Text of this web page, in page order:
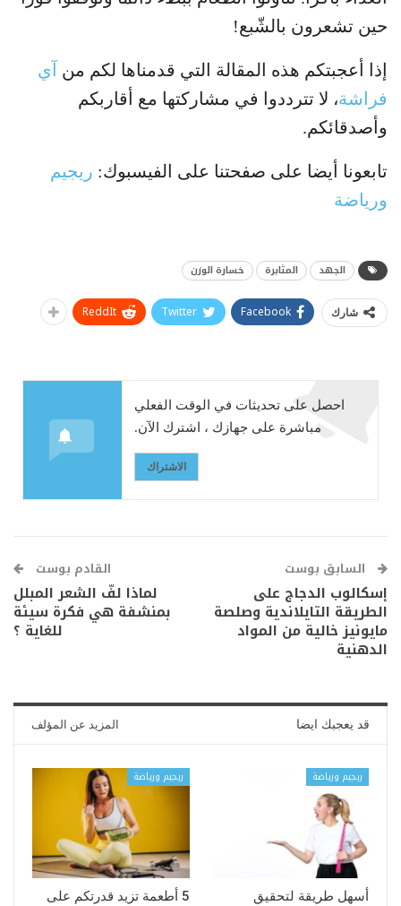
حين تشعرون بالشّبع!
إذا أعجبتكم هذه المقالة التي قدمناها لكم من آي
فراشة، لا تترددوا في مشاركتها مع أقاربكم
وأصدقائكم.
تابعونا أيضا على صفحتنا على الفيسبوك: ريجيم
ورياضة
الجهد المثابرة خسارة الوزن
شارك Facebook
Twitter
ReddIt
احصل على تحديثات في الوقت الفعلي
مباشرة على جهازك ، اشترك الآن.
الاشتراك
السابق بوست
إسكالوب الدجاج على
الطريقة التايلاندية وصلصة
مايونيز خالية من المواد
الدهنية
القادم بوست
لماذا لفّ الشعر المبلل
بمنشفة هي فكرة سيئة
للغاية ؟
قد يعجبك ايضا المزيد عن المؤلف
ريجيم ورياضة
أسهل طريقة لتحقيق
ريجيم ورياضة
5 أطعمة تزيد قدرتكم على